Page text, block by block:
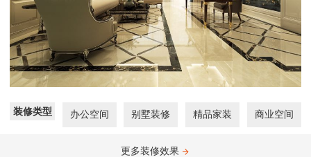
装修类型 办公空间 别墅装修 精品家装 商业空间
更多装修效果